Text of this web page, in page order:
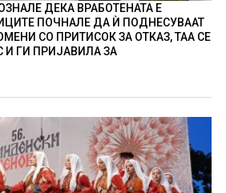
ДЕКА ВРАБОТЕНАТА Е
ПОЧНАЛЕ ДА Ѝ ПОДНЕСУВААТ
СО ПРИТИСОК ЗА ОТКАЗ, ТАА СЕ
И ГИ ПРИЈАВИЛА ЗА